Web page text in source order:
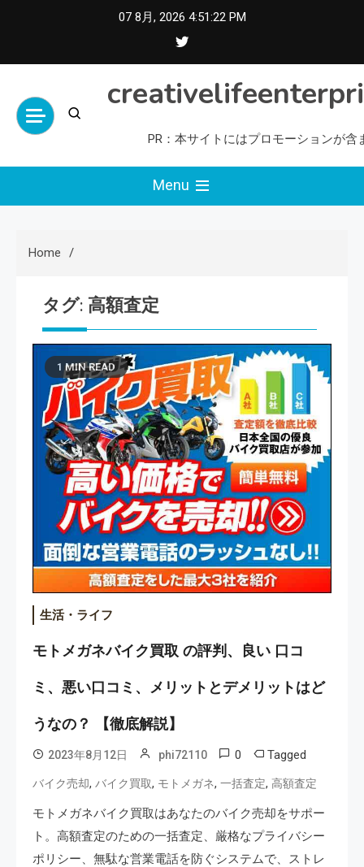
07 8月, 2026 4:51:22 PM
PR：本サイトにはプロモーションが含
Menu
Home
タグ: 高額査定
1 MIN READ
生活・ライフ
モトメガネバイク買取 の評判、良い 口コ
ミ、悪い口コミ、メリットとデメリットはど
うなの？ 【徹底解説】
2023年8月12日 phi72110 0 Tagged
バイク売却, バイク買取, モトメガネ, 一括査定, 高額査定
モトメガネバイク買取はあなたのバイク売却をサポー
ト。高額査定のための一括査定、厳格なプライバシー
ポリシー、無駄な営業電話を防ぐシステムで、ストレ